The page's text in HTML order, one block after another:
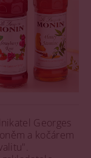
Georges
a kočárem